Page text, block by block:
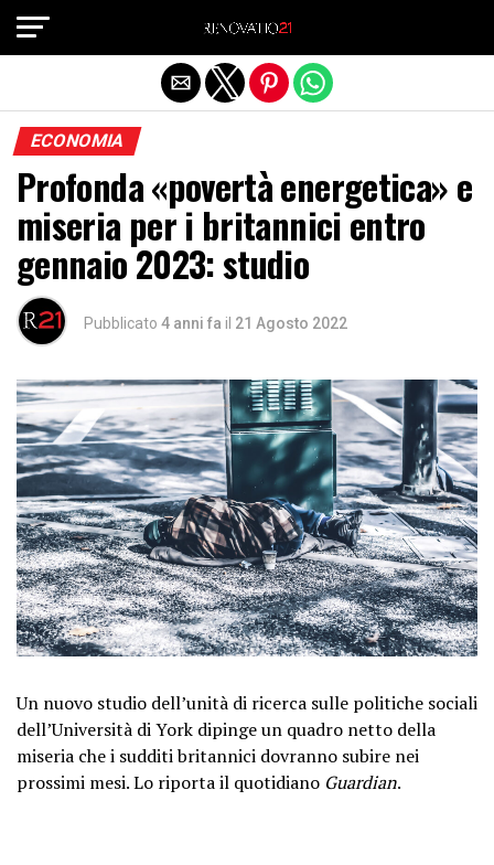
ECONOMIA
Profonda «povertà energetica» e
miseria per i britannici entro
gennaio 2023: studio
Pubblicato 4 anni fa il 21 Agosto 2022
Un nuovo studio dell’unità di ricerca sulle politiche sociali
dell’Università di York dipinge un quadro netto della
miseria che i sudditi britannici dovranno subire nei
prossimi mesi. Lo riporta il quotidiano Guardian.
Exit mobile version